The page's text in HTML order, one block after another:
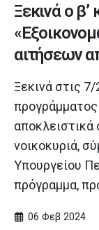
Ξεκινά ο
αιτήσεων
Ξεκινά στις
νοικοκυριά,
Υπουργείου
πρόγραμμα,
06 Φεβ 2024